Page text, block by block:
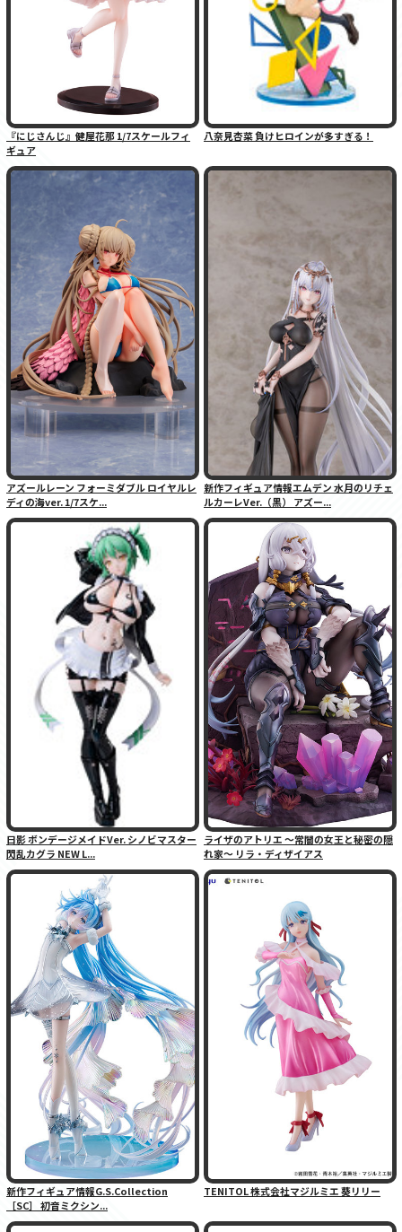
『にじさんじ』健屋花那 1/7スケールフィ
ギュア
八奈見杏菜 負けヒロインが多すぎる！
アズールレーン フォーミダブル ロイヤルレ
ディの海ver. 1/7スケ...
新作フィギュア情報エムデン 水月のリチェ
ルカーレVer.（黒） アズー...
日影 ボンデージメイドVer. シノビマスター
閃乱カグラ NEW L...
ライザのアトリエ 〜常闇の女王と秘密の隠
れ家〜 リラ・ディザイアス
新作フィギュア情報G.S.Collection
［SC］ 初音ミクシン...
TENITOL 株式会社マジルミエ 葵リリー